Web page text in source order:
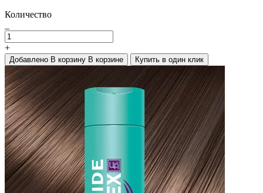
Количество
+
Добавлено В корзину В корзине Купить в один клик